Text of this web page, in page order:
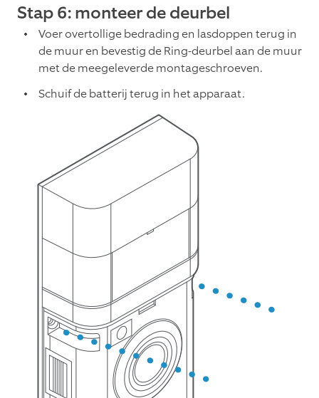
Stap 6: monteer de deurbel
Voer overtollige bedrading en lasdoppen terug in
de muur en bevestig de Ring-deurbel aan de muur
met de meegeleverde montageschroeven.
Schuif de batterij terug in het apparaat.